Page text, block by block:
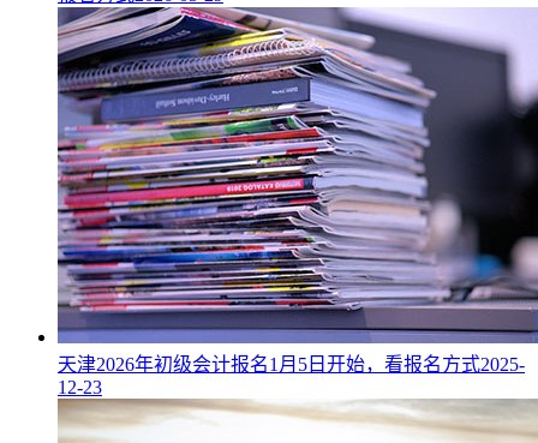
天津2026年初级会计报名1月5日开始，看报名方式2025-
12-23